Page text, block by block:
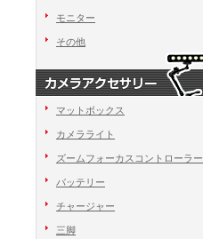
モニター
その他
マットボックス
カメラライト
ズームフォーカスコントローラー
バッテリー
チャージャー
三脚